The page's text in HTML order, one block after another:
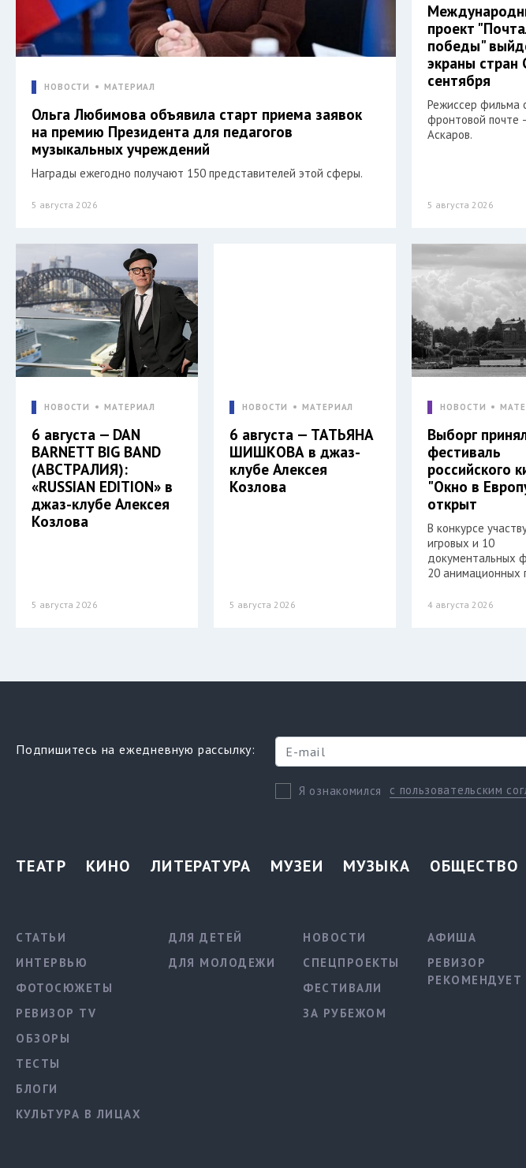
НОВОСТИ МАТЕРИАЛ
Ольга Любимова объявила старт приема заявок
на премию Президента для педагогов
музыкальных учреждений
Награды ежегодно получают 150 представителей этой сферы.
5 августа 2026
проект
победы"
экраны стран
сентября
Режиссер фильма
фронтовой почте
Аскаров.
5 августа 2026
НОВОСТИ МАТЕРИАЛ
6 августа — DAN
BARNETT BIG BAND
(АВСТРАЛИЯ):
«RUSSIAN EDITION» в
джаз-клубе Алексея
Козлова
5 августа 2026
НОВОСТИ МАТЕРИАЛ
6 августа — ТАТЬЯНА
ШИШКОВА в джаз-
клубе Алексея
Козлова
5 августа 2026
НОВОСТИ
Выборг
фестиваль
российского
"Окно в
открыт
В конкурсе
игровых и 10
документальных
20 анимационных
4 августа 2026
Подпишитесь на ежедневную рассылку:
Я ознакомился с пользовательским
ТЕАТР КИНО ЛИТЕРАТУРА МУЗЕИ МУЗЫКА ОБЩЕСТВО
СТАТЬИ
ИНТЕРВЬЮ
ФОТОСЮЖЕТЫ
РЕВИЗОР TV
ОБЗОРЫ
ТЕСТЫ
БЛОГИ
КУЛЬТУРА В ЛИЦАХ
ДЛЯ ДЕТЕЙ
ДЛЯ МОЛОДЕЖИ
НОВОСТИ
СПЕЦПРОЕКТЫ
ФЕСТИВАЛИ
ЗА РУБЕЖОМ
АФИША
РЕВИЗОР
РЕКОМЕНДУЕТ